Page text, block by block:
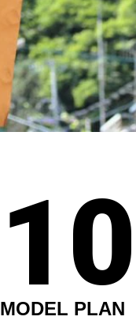
10
MODEL PLAN